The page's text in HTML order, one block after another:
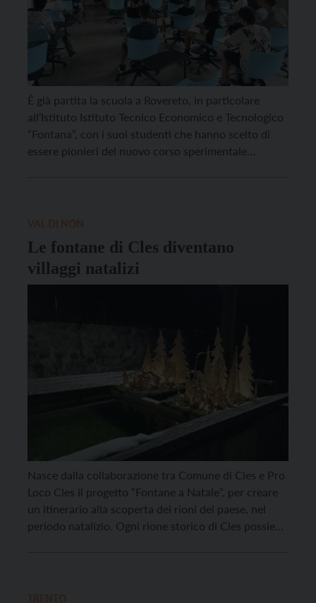
È già partita la scuola a Rovereto, in particolare
all’Istituto Istituto Tecnico Economico e Tecnologico
“Fontana”, con i suoi studenti che hanno scelto di
essere pionieri del nuovo corso sperimentale
Le fontane di Cles diventano
villaggi natalizi
Nasce dalla collaborazione tra Comune di Cles e Pro
Loco Cles il progetto “Fontane a Natale“, per creare
un itinerario alla scoperta dei rioni del paese, nel
periodo natalizio. Ogni rione storico di Cles possiede